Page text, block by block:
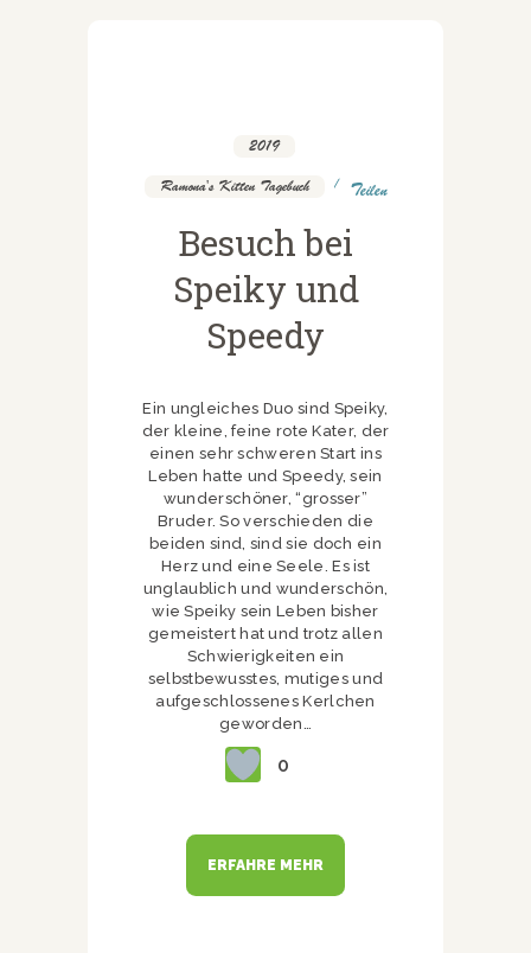
2019
Ramona's Kitten Tagebuch Teilen
Besuch bei
Speiky und
Speedy
Ein ungleiches Duo sind Speiky,
der kleine, feine rote Kater, der
einen sehr schweren Start ins
Leben hatte und Speedy, sein
wunderschöner, “grosser”
Bruder. So verschieden die
beiden sind, sind sie doch ein
Herz und eine Seele. Es ist
unglaublich und wunderschön,
wie Speiky sein Leben bisher
gemeistert hat und trotz allen
Schwierigkeiten ein
selbstbewusstes, mutiges und
aufgeschlossenes Kerlchen
geworden…
0
ERFAHRE MEHR